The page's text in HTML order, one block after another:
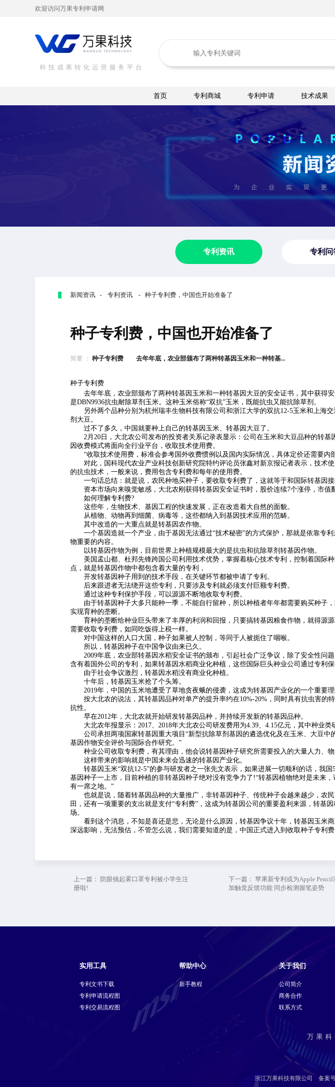
欢迎访问万果专利申请网
科技成果转化运营服务平台
首页 专利商城 专利申请 技术成果
专利资讯 专利问
新闻资讯 - 专利资讯 - 种子专利费，中国也开始准备了
种子专利费，中国也开始准备了
简要 ： 种子专利费 去年年底，农业部颁布了两种转基因玉米和一种转基...
种子专利费
去年年底，农业部颁布了两种转基因玉米和一种转基因大豆的安全证书，其中获得安
是DBN9936抗虫耐除草剂玉米。这种玉米俗称“双抗”玉米，既能抗虫又能抗除草剂。
另外两个品种分别为杭州瑞丰生物科技有限公司和浙江大学的双抗12-5玉米和上海交
剂大豆。
过不了多久，中国就要种上自己的转基因玉米、转基因大豆了。
2月20日，大北农公司发布的投资者关系记录表显示：公司在玉米和大豆品种的转基
因收费模式将面向全行业平台，收取技术使用费。
“收取技术使用费，标准会参考国外收费惯例以及国内实际情况，具体定价还需要内
对此，国科现代农业产业科技创新研究院特约评论员张鑫对新京报记者表示，技术使
的抗虫技术，一般来说，费用包含专利费和每年的使用费。
一句话总结：就是说，农民种地买种子，要收取专利费了，这就等于和国际转基因接
资本市场向来嗅觉敏感，大北农刚获得转基因安全证书时，股价连续7个涨停，市值
如何理解专利费?
这些年，生物技术、基因工程的快速发展，正在改造着大自然的面貌。
从植物、动物再到细菌、病毒等，这些都纳入到基因技术应用的范畴。
其中改造的一大重点就是转基因农作物。
一个基因造就一个产业，由于基因无法通过“技术秘密”的方式保护，那就是依靠专利
物重要的内容。
以转基因作物为例，目前世界上种植规模最大的是抗虫和抗除草剂转基因作物。
美国孟山都、杜邦先锋跨国公司利用技术优势，掌握着核心技术专利，控制着国际种
点，就是转基因作物中都包含着大量的专利，
开发转基因种子用到的技术手段，在关键环节都被申请了专利。
后来跟进者无法绕开这些专利，只要涉及专利就必须支付巨额专利费。
通过这种专利保护手段，可以源源不断地收取专利费。
由于转基因种子大多只能种一季，不能自行留种，所以种植者年年都需要购买种子，
实现育种的垄断。
育种的垄断给种业巨头带来了丰厚的利润和回报，只要搞转基因粮食作物，就得源
需要收取专利费，如同吃饭得上税一样。
对中国这样的人口大国，种子如果被人控制，等同于人被扼住了咽喉。
所以，转基因种子在中国争议由来已久。
2009年底，农业部转基因水稻安全证书的颁布，引起社会广泛争议，除了安全性问
含有着国外公司的专利，如果转基因水稻商业化种植，这些国际巨头种业公司通过专利保
由于社会争议激烈，转基因水稻没有商业化种植。
十年后，转基因玉米抢了个头筹。
2019年，中国的玉米地遭受了草地贪夜蛾的侵袭，这成为转基因产业化的一个重要理
按大北农的说法，其转基因品种对单产的提升率约在10%-20%，同时具有抗虫害的
抗性。
早在2012年，大北农就开始研发转基因品种，并持续开发新的转基因品种。
大北农年报显示：2017、2018年大北农公司研发费用为4.39、4.15亿元，其中种业类
公司承担两项国家转基因重大项目“新型抗除草剂基因的遴选优化及在玉米、大豆中
基因作物安全评价与国际合作研究。”
种业公司收取专利费，有其理由，他会说转基因种子研究所需要投入的大量人力、物
这样带来的影响就是中国未来会迅速的转基因产业化。
转基因玉米“双抗12-5”的参与研发者之一张先文表示，如果进展一切顺利的话，我国
基因种子一上市，目前种植的非转基因种子绝对没有竞争力了!“转基因植物绝对是未来
有一席之地。”
也就是说，随着转基因品种的大量推广，非转基因种子、传统种子会越来越少，农
田，还有一项重要的支出就是支付“专利费”，这成为转基因公司的重要盈利来源，转基
场。
看到这个消息，不知是喜还是悲，无论是什么原因，转基因争议十年，转基因玉米
深远影响，无法预估，不管怎么说，我们需要知道的是，中国正式进入到收取种子专利费
上一篇：
防眼镜起雾口罩专利被小学生注
册啦!
下一篇： 苹果新专利或为Apple Pencil
加触觉反馈功能 同步检测握笔姿势
实用工具
专利文书下载
专利申请流程图
专利交易流程图
帮助中心
新手教程
关于我们
公司简介
商务合作
联系方式
万果科
浙江万果科技有限公司 备案号